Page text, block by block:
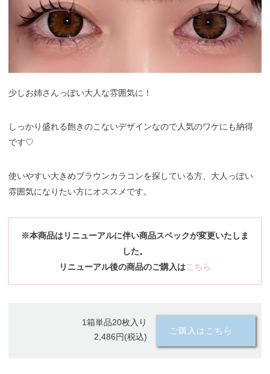
少しお姉さんっぽい大人な雰囲気に！
しっかり盛れる飽きのこないデザインなので人気のワケにも納得
です♡
使いやすい大きめブラウンカラコンを探している方、大人っぽい
雰囲気になりたい方にオススメです。
※本商品はリニューアルに伴い商品スペックが変更いたしま
した。
リニューアル後の商品のご購入はこちら
1箱単品20枚入り
2,486円(税込)
ご購入はこちら